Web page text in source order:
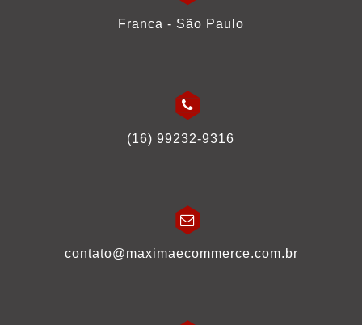
Franca - São Paulo
(16) 99232-9316
contato@maximaecommerce.com.br